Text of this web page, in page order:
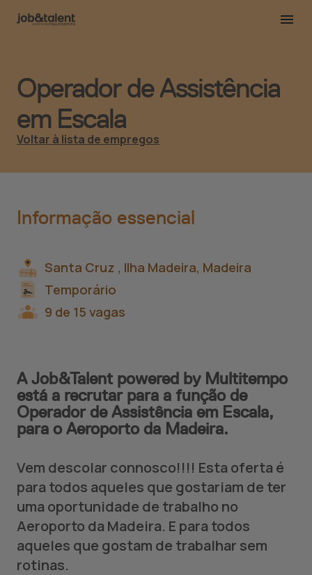
Operador de Assistência
em Escala
Voltar à lista de empregos
A Job&Talent powered by Multitempo
está a recrutar para a função de
Operador de Assistência em Escala,
para o Aeroporto da Madeira.
Vem descolar connosco!!!! Esta oferta é
para todos aqueles que gostariam de ter
uma oportunidade de trabalho no
Aeroporto da Madeira. E para todos
aqueles que gostam de trabalhar sem
rotinas.
Informação essencial
Santa Cruz , Ilha Madeira, Madeira
Temporário
9 de 15 vagas